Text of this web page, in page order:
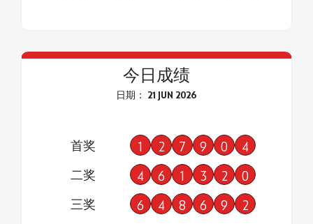
今日成绩
日期： 21 JUN 2026
首奖 1 2 7 9 0 4
二奖 4 6 1 3 2 0
三奖 6 4 8 6 9 2